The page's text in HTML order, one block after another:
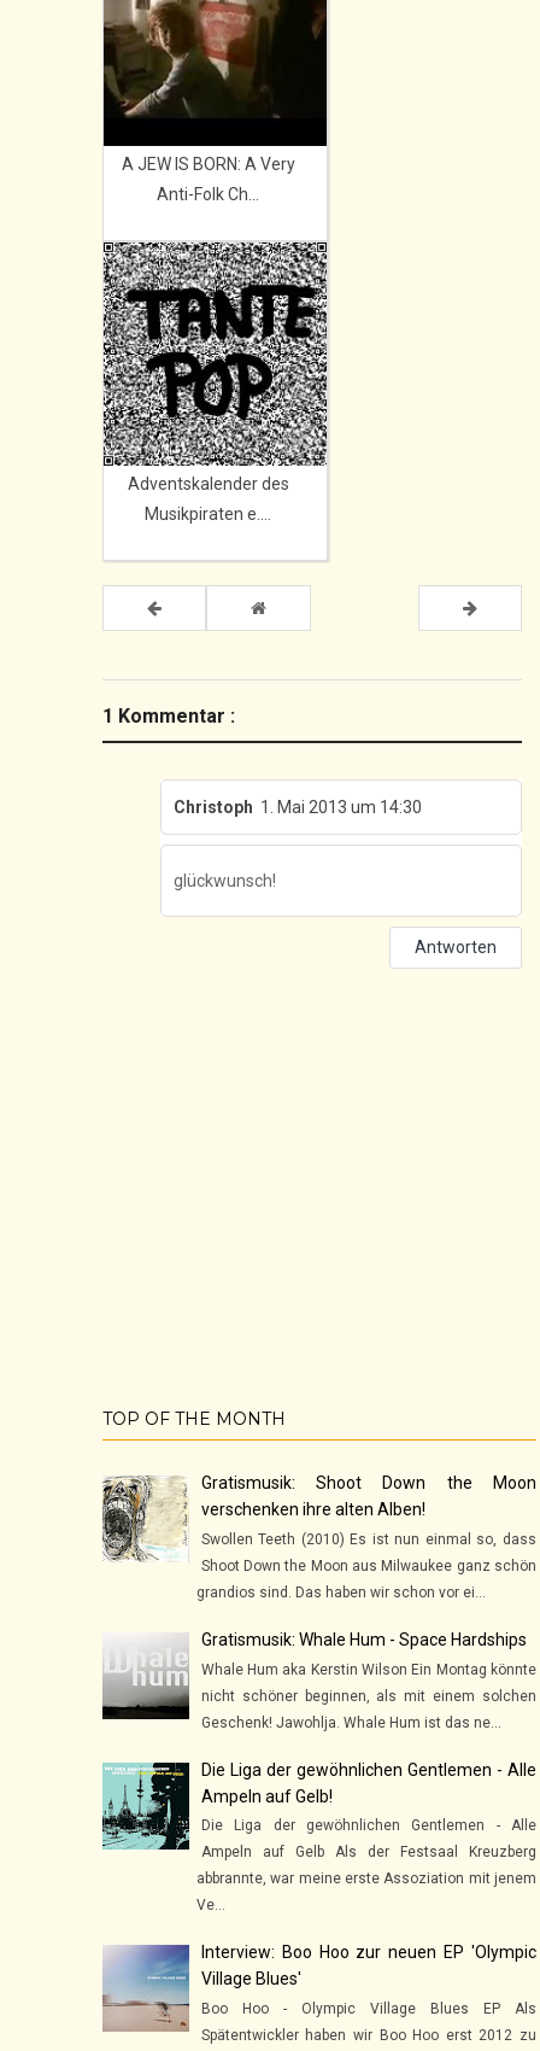
A JEW IS BORN: A Very
Anti-Folk Ch...
Adventskalender des
Musikpiraten e....
1 Kommentar :
Christoph 1. Mai 2013 um 14:30
glückwunsch!
Antworten
TOP OF THE MONTH
Gratismusik: Shoot Down the Moon
verschenken ihre alten Alben!
Swollen Teeth (2010) Es ist nun einmal so, dass
Shoot Down the Moon aus Milwaukee ganz schön
grandios sind. Das haben wir schon vor ei...
Gratismusik: Whale Hum - Space Hardships
Whale Hum aka Kerstin Wilson Ein Montag könnte
nicht schöner beginnen, als mit einem solchen
Geschenk! Jawohlja. Whale Hum ist das ne...
Die Liga der gewöhnlichen Gentlemen - Alle
Ampeln auf Gelb!
Die Liga der gewöhnlichen Gentlemen - Alle
Ampeln auf Gelb Als der Festsaal Kreuzberg
abbrannte, war meine erste Assoziation mit jenem
Ve...
Interview: Boo Hoo zur neuen EP 'Olympic
Village Blues'
Boo Hoo - Olympic Village Blues EP Als
Spätentwickler haben wir Boo Hoo erst 2012 zu